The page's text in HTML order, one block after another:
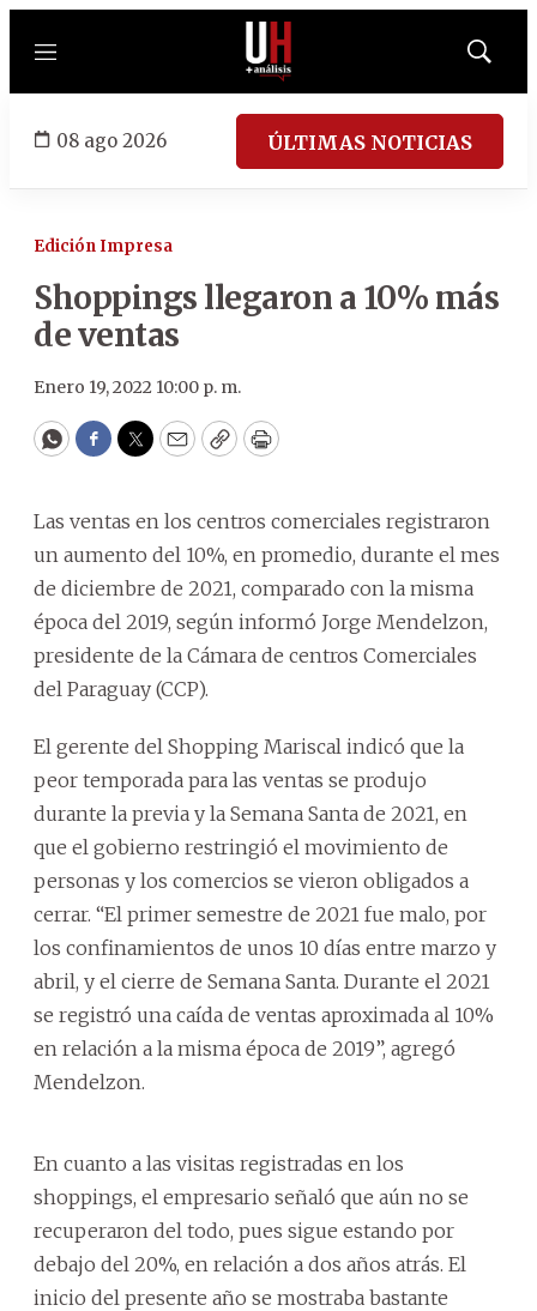
Menú
Mostrar
08 ago 2026 ÚLTIMAS NOTICIAS
Edición Impresa
Shoppings llegaron a 10% más
de ventas
Enero 19, 2022 10:00 p. m.
WhatsApp
Facebook
Twitter
EmailCopyPrint
Las ventas en los centros comerciales registraron
un aumento del 10%, en promedio, durante el mes
de diciembre de 2021, comparado con la misma
época del 2019, según informó Jorge Mendelzon,
presidente de la Cámara de centros Comerciales
del Paraguay (CCP).
El gerente del Shopping Mariscal indicó que la
peor temporada para las ventas se produjo
durante la previa y la Semana Santa de 2021, en
que el gobierno restringió el movimiento de
personas y los comercios se vieron obligados a
cerrar. “El primer semestre de 2021 fue malo, por
los confinamientos de unos 10 días entre marzo y
abril, y el cierre de Semana Santa. Durante el 2021
se registró una caída de ventas aproximada al 10%
en relación a la misma época de 2019”, agregó
Mendelzon.
En cuanto a las visitas registradas en los
shoppings, el empresario señaló que aún no se
recuperaron del todo, pues sigue estando por
debajo del 20%, en relación a dos años atrás. El
inicio del presente año se mostraba bastante